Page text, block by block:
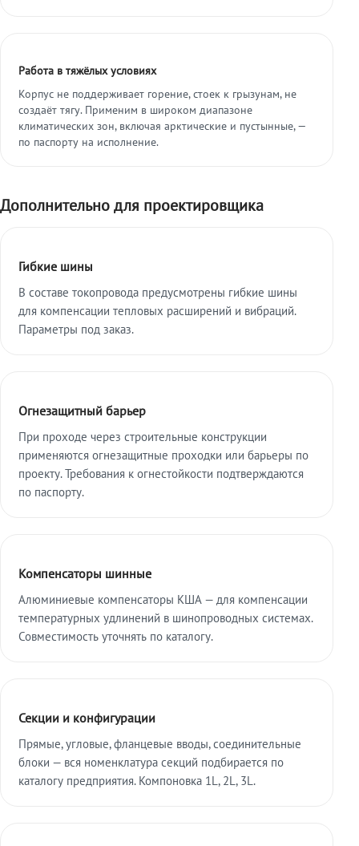
Работа в тяжёлых условиях
Корпус не поддерживает горение, стоек к грызунам, не
создаёт тягу. Применим в широком диапазоне
климатических зон, включая арктические и пустынные, —
по паспорту на исполнение.
Дополнительно для проектировщика
Гибкие шины
В составе токопровода предусмотрены гибкие шины
для компенсации тепловых расширений и вибраций.
Параметры под заказ.
Огнезащитный барьер
При проходе через строительные конструкции
применяются огнезащитные проходки или барьеры по
проекту. Требования к огнестойкости подтверждаются
по паспорту.
Компенсаторы шинные
Алюминиевые компенсаторы КША — для компенсации
температурных удлинений в шинопроводных системах.
Совместимость уточнять по каталогу.
Секции и конфигурации
Прямые, угловые, фланцевые вводы, соединительные
блоки — вся номенклатура секций подбирается по
каталогу предприятия. Компоновка 1L, 2L, 3L.